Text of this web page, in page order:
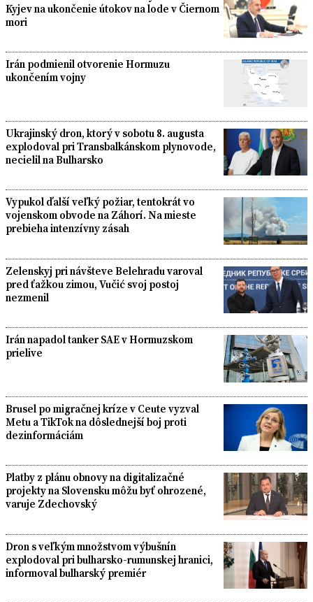
Kyjev na ukončenie útokov na lode v Čiernom
mori
Irán podmienil otvorenie Hormuzu
ukončením vojny
Ukrajinský dron, ktorý v sobotu 8. augusta
explodoval pri Transbalkánskom plynovode,
necielil na Bulharsko
Vypukol ďalší veľký požiar, tentokrát vo
vojenskom obvode na Záhorí. Na mieste
prebieha intenzívny zásah
Zelenskyj pri návšteve Belehradu varoval
pred ťažkou zimou, Vučić svoj postoj
nezmenil
Irán napadol tanker SAE v Hormuzskom
prielive
Brusel po migračnej kríze v Ceute vyzval
Metu a TikTok na dôslednejší boj proti
dezinformáciám
Platby z plánu obnovy na digitalizačné
projekty na Slovensku môžu byť ohrozené,
varuje Zdechovský
Dron s veľkým množstvom výbušnín
explodoval pri bulharsko-rumunskej hranici,
informoval bulharský premiér